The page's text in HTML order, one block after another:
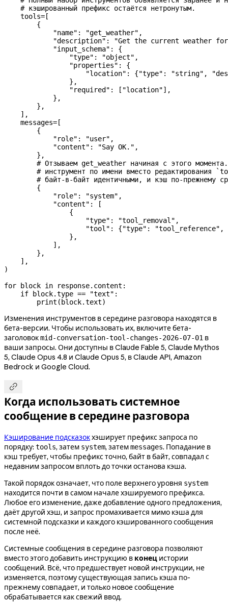
    # кэшированный префикс остаётся нетронутым.
    tools
= [
        {
            "name"
: "get_weather" ,
            "description"
:
"Get the current weather
            "input_schema"
: {
                "type"
: "object" ,
                "properties"
: {
                    "location"
: {"type" : "string" ,
                },
                "required"
: [ "location"],
            },
        },
    ],
    messages
= [
        {
            "role"
: "user" ,
            "content"
: "Say OK." ,
        },
# Отзываем get_weather начиная с этого
# инструмент по имени вместо редактирования
# байт-в-байт идентичными, и кэш по-прежнему
        {
            "role"
: "system" ,
            "content"
: [
                {
                    "type"
: "tool_removal" ,
                    "tool"
: {"type" : "tool_reference" ,
                },
            ],
        },
    ],
)
for block in response.content:
    if
block.type == "text" :
        print
(block.text)
Изменения инструментов в середине разговора находятся в
бета-версии. Чтобы использовать их, включите бета-
заголовокmid-conversation-tool-changes-2026-07-01 в
ваши запросы. Они доступны в Claude Fable 5, Claude Mythos
5, Claude Opus 4.8 и Claude Opus 5, в Claude API, Amazon
Bedrock и Google Cloud.

Когда использовать системное
сообщение в середине разговора
Кэширование подсказокхэширует префикс запроса по
порядку: tools, затем system, затемmessages. Попадание в
кэш требует, чтобы префикс точно, байт в байт, совпадал с
недавним запросом вплоть до точки останова кэша.
Такой порядок означает, что поле верхнего уровня system
находится почти в самом начале хэшируемого префикса.
Любое его изменение, даже добавление одного предложения,
даёт другой хэш, и запрос промахивается мимо кэша для
системной подсказки и каждого кэшированного сообщения
после неё.
Системные сообщения в середине разговора позволяют
вместо этого добавить инструкцию в конец истории
сообщений. Всё, что предшествует новой инструкции, не
изменяется, поэтому существующая запись кэша по-
прежнему совпадает, и только новое сообщение
обрабатывается как свежий ввод.